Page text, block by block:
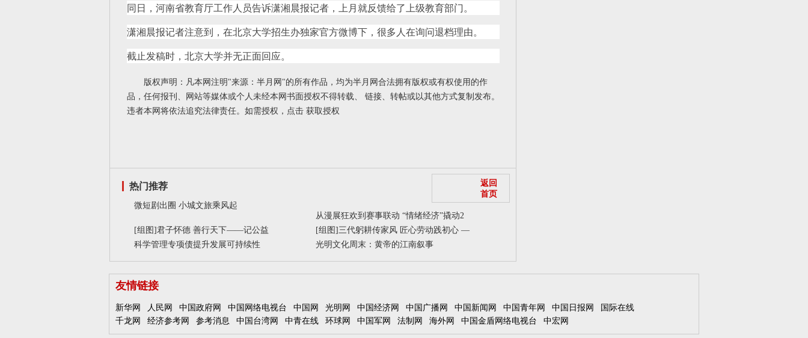
同日，河南省教育厅工作人员告诉潇湘晨报记者，上月就反馈给了上级教育部门。
潇湘晨报记者注意到，在北京大学招生办独家官方微博下，很多人在询问退档理由。
截止发稿时，北京大学并无正面回应。
版权声明：凡本网注明"来源：半月网"的所有作品，均为半月网合法拥有版权或有权使用的作
品，任何报刊、网站等媒体或个人未经本网书面授权不得转载、 链接、转帖或以其他方式复制发布。
违者本网将依法追究法律责任。如需授权，点击 获取授权
返回
首页
热门推荐
微短剧出圈 小城文旅乘风起
从漫展狂欢到赛事联动 “情绪经济”撬动2
[组图]君子怀德 善行天下——记公益 [组图]三代躬耕传家风 匠心劳动践初心 —
科学管理专项债提升发展可持续性
光明文化周末：黄帝的江南叙事
友情链接
新华网 人民网 中国政府网 中国网络电视台 中国网 光明网 中国经济网 中国广播网 中国新闻网 中国青年网 中国日报网
国际在线
千龙网
经济参考网 参考消息 中国台湾网 中青在线 环球网 中国军网 法制网 海外网 中国金盾网络电视台 中宏网